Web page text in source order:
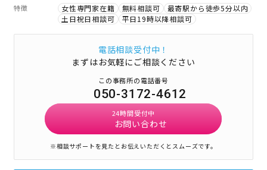
特徴 女性専門家在籍 無料相談可
最寄駅から徒歩5分以内
土日祝日相談可
平日19時以降相談可
電話相談受付中！
まずはお気軽にご相談ください
この事務所の電話番号
050-3172-4612
24時間受付中
お問い合わせ
※相談サポートを見たとお伝えいただくとスムーズです。